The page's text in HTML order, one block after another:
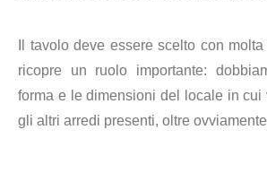
Il tavolo deve essere scelto con
ricopre un ruolo importante:
forma e le dimensioni del locale in cui
gli altri arredi presenti, oltre